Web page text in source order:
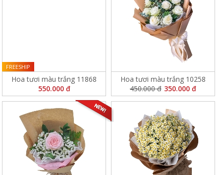
Hoa tươi màu trắng 11868
550.000 đ
FREESHIP
Hoa tươi màu trắng 10258
450.000 đ 350.000 đ